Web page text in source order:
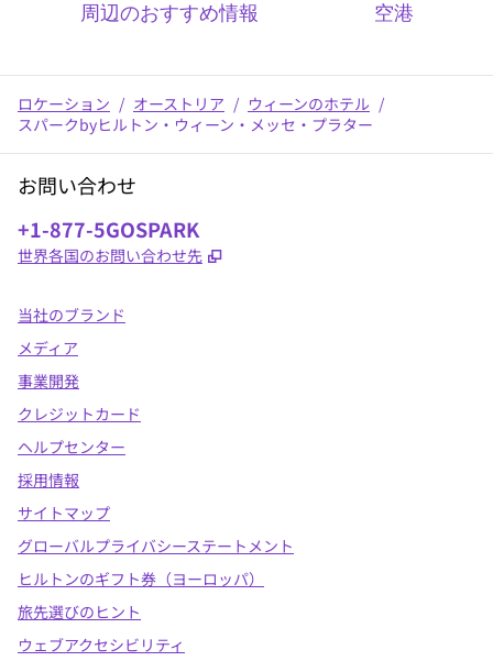
周辺のおすすめ情報 空港
ロケーション / オーストリア / ウィーンのホテル /
スパークbyヒルトン・ウィーン・メッセ・プラター
お問い合わせ
電話番号：
+1-877-5GOSPARK
世界各国のお問い合わせ先 ,
当社のブランド
メディア
事業開発
クレジットカード
ヘルプセンター
採用情報
サイトマップ
グローバルプライバシーステートメント
ヒルトンのギフト券（ヨーロッパ）
旅先選びのヒント
ウェブアクセシビリティ